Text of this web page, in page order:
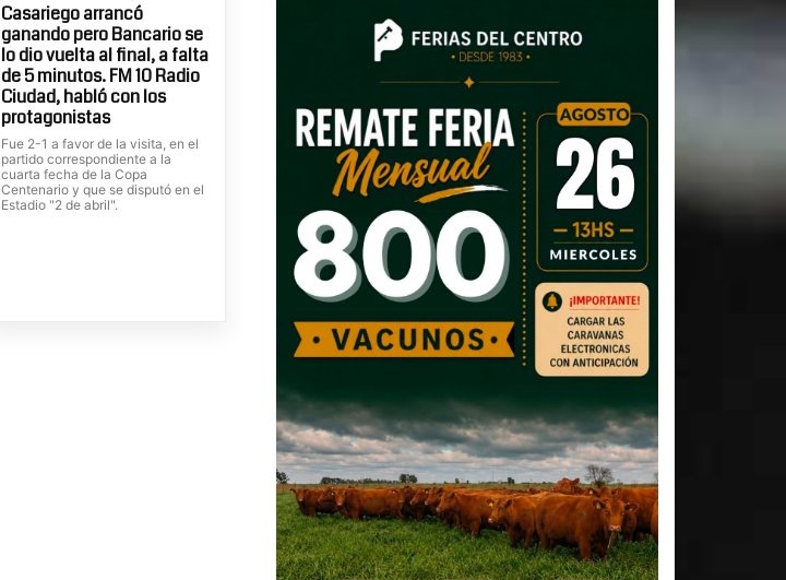
Casariego arrancó
ganando pero Bancario se
lo dio vuelta al final, a falta
de 5 minutos. FM 10 Radio
Ciudad, habló con los
protagonistas
Fue 2-1 a favor de la visita, en el
partido correspondiente a la
cuarta fecha de la Copa
Centenario y que se disputó en el
Estadio "2 de abril".